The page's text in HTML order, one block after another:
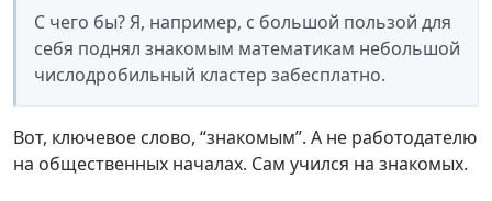
С чего бы? Я, например, с большой пользой для
себя поднял знакомым математикам небольшой
числодробильный кластер забесплатно.
Вот, ключевое слово, “знакомым”. А не работодателю
на общественных началах. Сам учился на знакомых.